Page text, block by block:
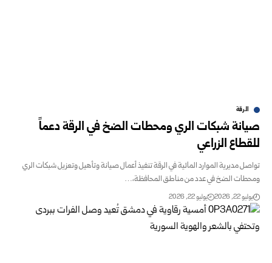
الرقة
صيانة شبكات الري ومحطات الضخ في الرقة دعماً
للقطاع الزراعي
تواصل مديرية الموارد المائية في الرقة تنفيذ أعمال صيانة وتأهيل وتعزيل شبكات ‏الري
ومحطات الضخ في عدد من مناطق المحافظة،…
يوليو 22, 2026 يوليو 22, 2026